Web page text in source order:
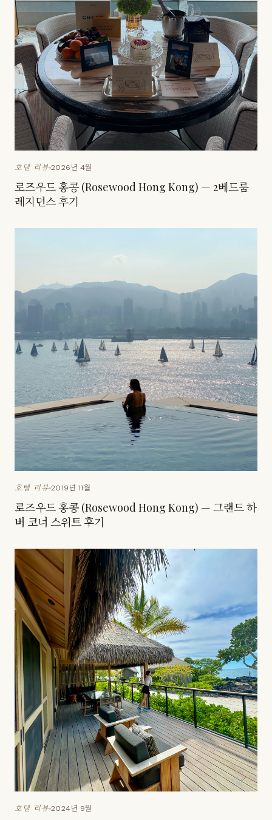
호텔 리뷰 2026년 4월
로즈우드 홍콩 (Rosewood Hong Kong) — 2베드룸
레지던스 후기
호텔 리뷰 2019년 11월
로즈우드 홍콩 (Rosewood Hong Kong) — 그랜드 하
버 코너 스위트 후기
호텔 리뷰 2024년 9월